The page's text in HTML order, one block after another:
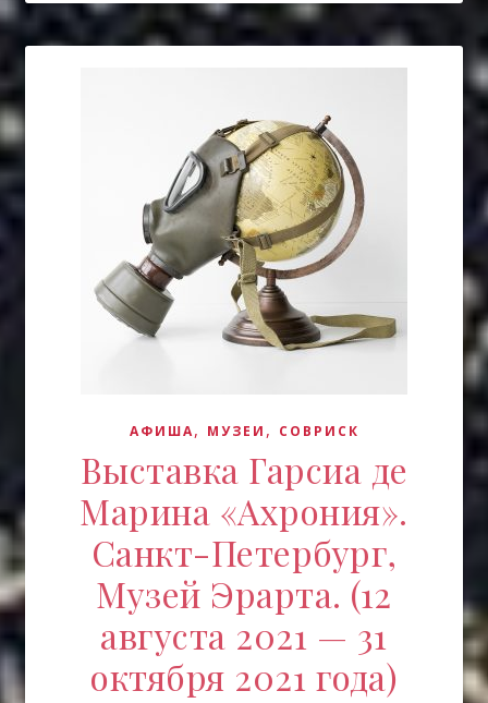
АФИША, МУЗЕИ , СОВРИСК
Выставка Гарсиа де
Марина «Ахрония».
Санкт-Петербург,
Музей Эрарта. (12
августа 2021 — 31
октября 2021 года)